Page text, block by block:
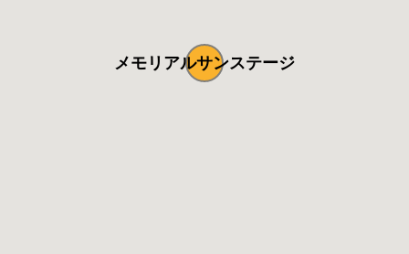
メモリアルサンステージ